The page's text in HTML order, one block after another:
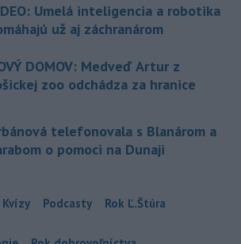
Umelá inteligencia a robotika
už aj záchranárom
DOMOV: Medveď Artur z
zoo odchádza za hranice
telefonovala s Blanárom a
o pomoci na Dunaji
Kvízy Podcasty Rok Ľ.Štúra